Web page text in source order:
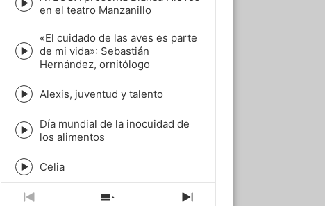
Episode
play
icon
en el teatro Manzanillo
Episode
play
icon
«El cuidado de las aves es parte
de mi vida»: Sebastián
Hernández, ornitólogo
Episode
play
icon
Alexis, juventud y talento
Episode
play
icon
Día mundial de la inocuidad de
los alimentos
Episode
play
icon
Celia